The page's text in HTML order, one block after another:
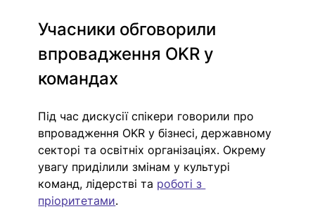
Учасники обговорили
впровадження OKR у
командах
Під час дискусії спікери говорили про
впровадження OKR у бізнесі, державному
секторі та освітніх організаціях. Окрему
увагу приділили змінам у культурі
команд, лідерстві та роботі з
пріоритетами.